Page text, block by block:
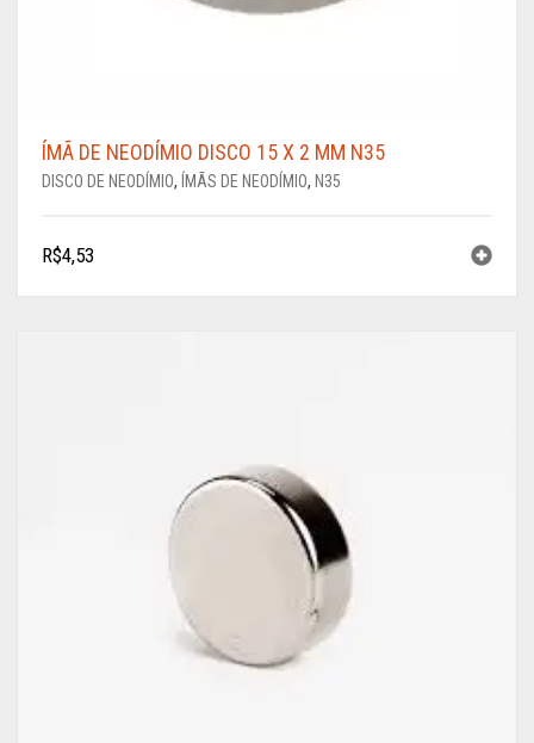
ÍMÃ DE NEODÍMIO DISCO 15 X 2 MM N35
DISCO DE NEODÍMIO, ÍMÃS DE NEODÍMIO, N35
R$4,53